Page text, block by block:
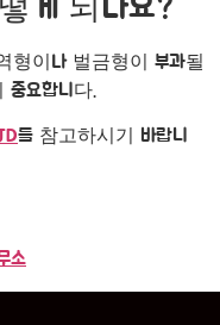
게 되나요?
형이나 벌금형이 부과될
요합니다.
를 참고하시기 바랍니